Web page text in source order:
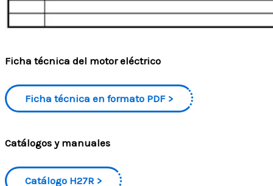
Ficha técnica del motor eléctrico
Ficha técnica en formato PDF
Catálogos y manuales
Catálogo H27R